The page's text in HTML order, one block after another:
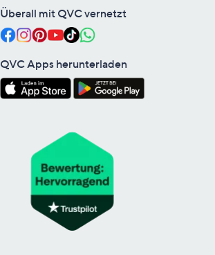
Überall mit QVC vernetzt
QVC Apps herunterladen